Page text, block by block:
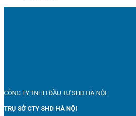
CÔNG TY TNHH ĐẦU TƯ SHD HÀ NỘI
TRỤ SỞ CTY SHD HÀ NỘI